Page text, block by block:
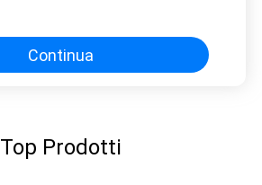
Continua
Top Prodotti